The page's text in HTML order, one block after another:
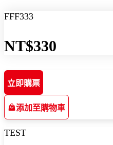
FFF333
NT$330
立即購票
添加至購物車
TEST